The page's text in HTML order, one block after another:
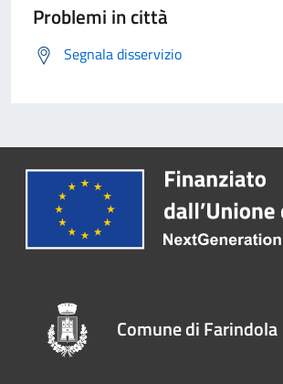
Problemi in città
Segnala disservizio
Comune di Farindola